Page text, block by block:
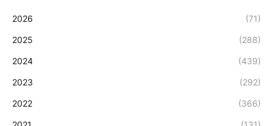
2026 (71)
2025 (288)
2024 (439)
2023 (292)
2022 (366)